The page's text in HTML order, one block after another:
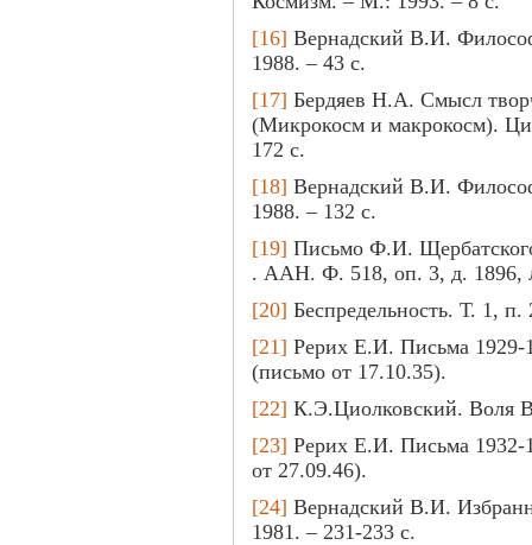
[16] Вернадский В.И.
1988. – 43 с.
[17] Бердяев Н.А. Смысл
(Микрокосм и макрокосм).
172 с.
[18] Вернадский В.И.
1988. – 132 с.
[19] Письмо Ф.И.
. ААН. Ф. 518, оп. 3, д. 1896,
[20] Беспредельность. Т. 1, п.
[21] Рерих Е.И. Письма 1929-
(письмо от 17.10.35).
[22] К.Э.Циолковский. Воля
[23] Рерих Е.И. Письма 1932-
от 27.09.46).
[24] Вернадский В.И.
1981. – 231-233 с.